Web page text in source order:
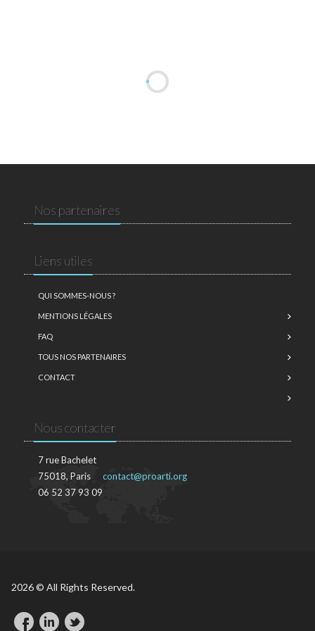
Nos partenaires
Liens utiles
QUI SOMMES-NOUS ?
MENTIONS LÉGALES
FAQ
TOUS NOS PARTENAIRES
CONTACT
Nous contacter
7 rue Bachelet
75018, Paris
06 52 37 93 09
contact@proarti.org
2026 © All Rights Reserved.